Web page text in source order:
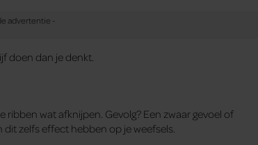
doen dan je denkt.
wat afknijpen. Gevolg? Een zwaar gevoel of
zelfs effect hebben op je weefsels.